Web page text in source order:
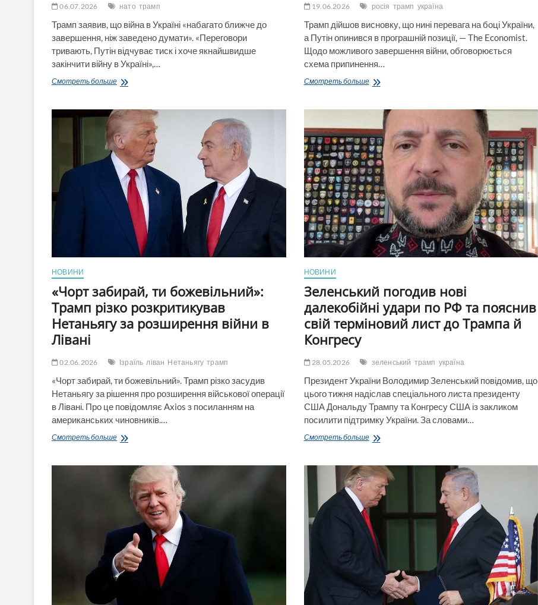
06.07.2026 нато трамп
Трамп заявив, що війна в Україні «набагато ближче до
завершення, ніж заведено думати». «Переговори
тривають, Путін відчуває тиск і хоче якнайшвидше
закінчити війну в Україні»,…
Смотреть больше«Путін
і
хоче
якнайшвидше
закінчити
війну»:
Трамп
анонсував
обговорення
України
саміті
НАТО
19.06.2026 росія трамп україна
Трамп дійшов висновку, що нині перевага на боці України,
а Путін опинився в програшній позиції, — The Economist.
Щодо можливого завершення війни, обговорюється
схема припинення…
Смотреть большеТрамп
війну
в
Україні
та
розглядає
двоетапний
план
припинення
вогню,
—
The
Economist
НОВИНИ
«Чорт забирай, ти божевільний»:
Трамп різко розкритикував
Нетаньягу за розширення війни в
Лівані
02.06.2026 Ізраїль ліван Нетаньягу трамп
«Чорт забирай, ти божевільний». Трамп різко засудив
Нетаньягу за рішення про розширення військової операції
в Лівані. Про це повідомляє Axios з посиланням на
американських чиновників.…
Смотреть больше«Чорт
божевільний»:
Трамп
різко
розкритикував
Нетаньягу
розширення
війни
в
Лівані
НОВИНИ
Зеленський погодив нові
далекобійні удари по РФ та пояснив
свій терміновий лист до Трампа й
Конгресу
28.05.2026 зеленський трамп україна
Президент України Володимир Зеленський повідомив, що
цього тижня надіслав спеціального листа президенту
США Дональду Трампу та Конгресу США із закликом
посилити підтримку України. За словами…
Смотреть большеЗеленський
далекобійні
удари
по
РФ
пояснив
свій
терміновий
лист
Трампа
Конгресу